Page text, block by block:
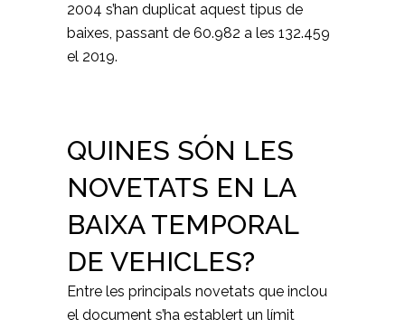
2004 s’han duplicat aquest tipus de
baixes, passant de 60.982 a les 132.459
el 2019.
QUINES SÓN LES
NOVETATS EN LA
BAIXA TEMPORAL
DE VEHICLES?
Entre les principals novetats que inclou
el document s’ha establert un límit